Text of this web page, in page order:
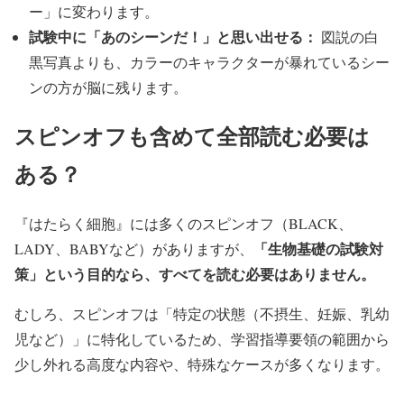
ー」に変わります。
試験中に「あのシーンだ！」と思い出せる： 図説の白
黒写真よりも、カラーのキャラクターが暴れているシー
ンの方が脳に残ります。
スピンオフも含めて全部読む必要は
ある？
『はたらく細胞』には多くのスピンオフ（BLACK、
LADY、BABYなど）がありますが、
「生物基礎の試験対
策」という目的なら、すべてを読む必要はありません。
むしろ、スピンオフは「特定の状態（不摂生、妊娠、乳幼
児など）」に特化しているため、学習指導要領の範囲から
少し外れる高度な内容や、特殊なケースが多くなります。